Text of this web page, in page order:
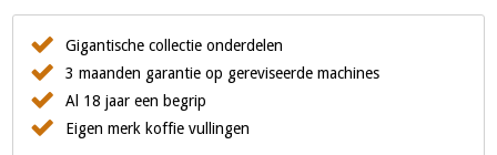
Gigantische collectie onderdelen
3 maanden garantie op gereviseerde machines
Al 18 jaar een begrip
Eigen merk koffie vullingen